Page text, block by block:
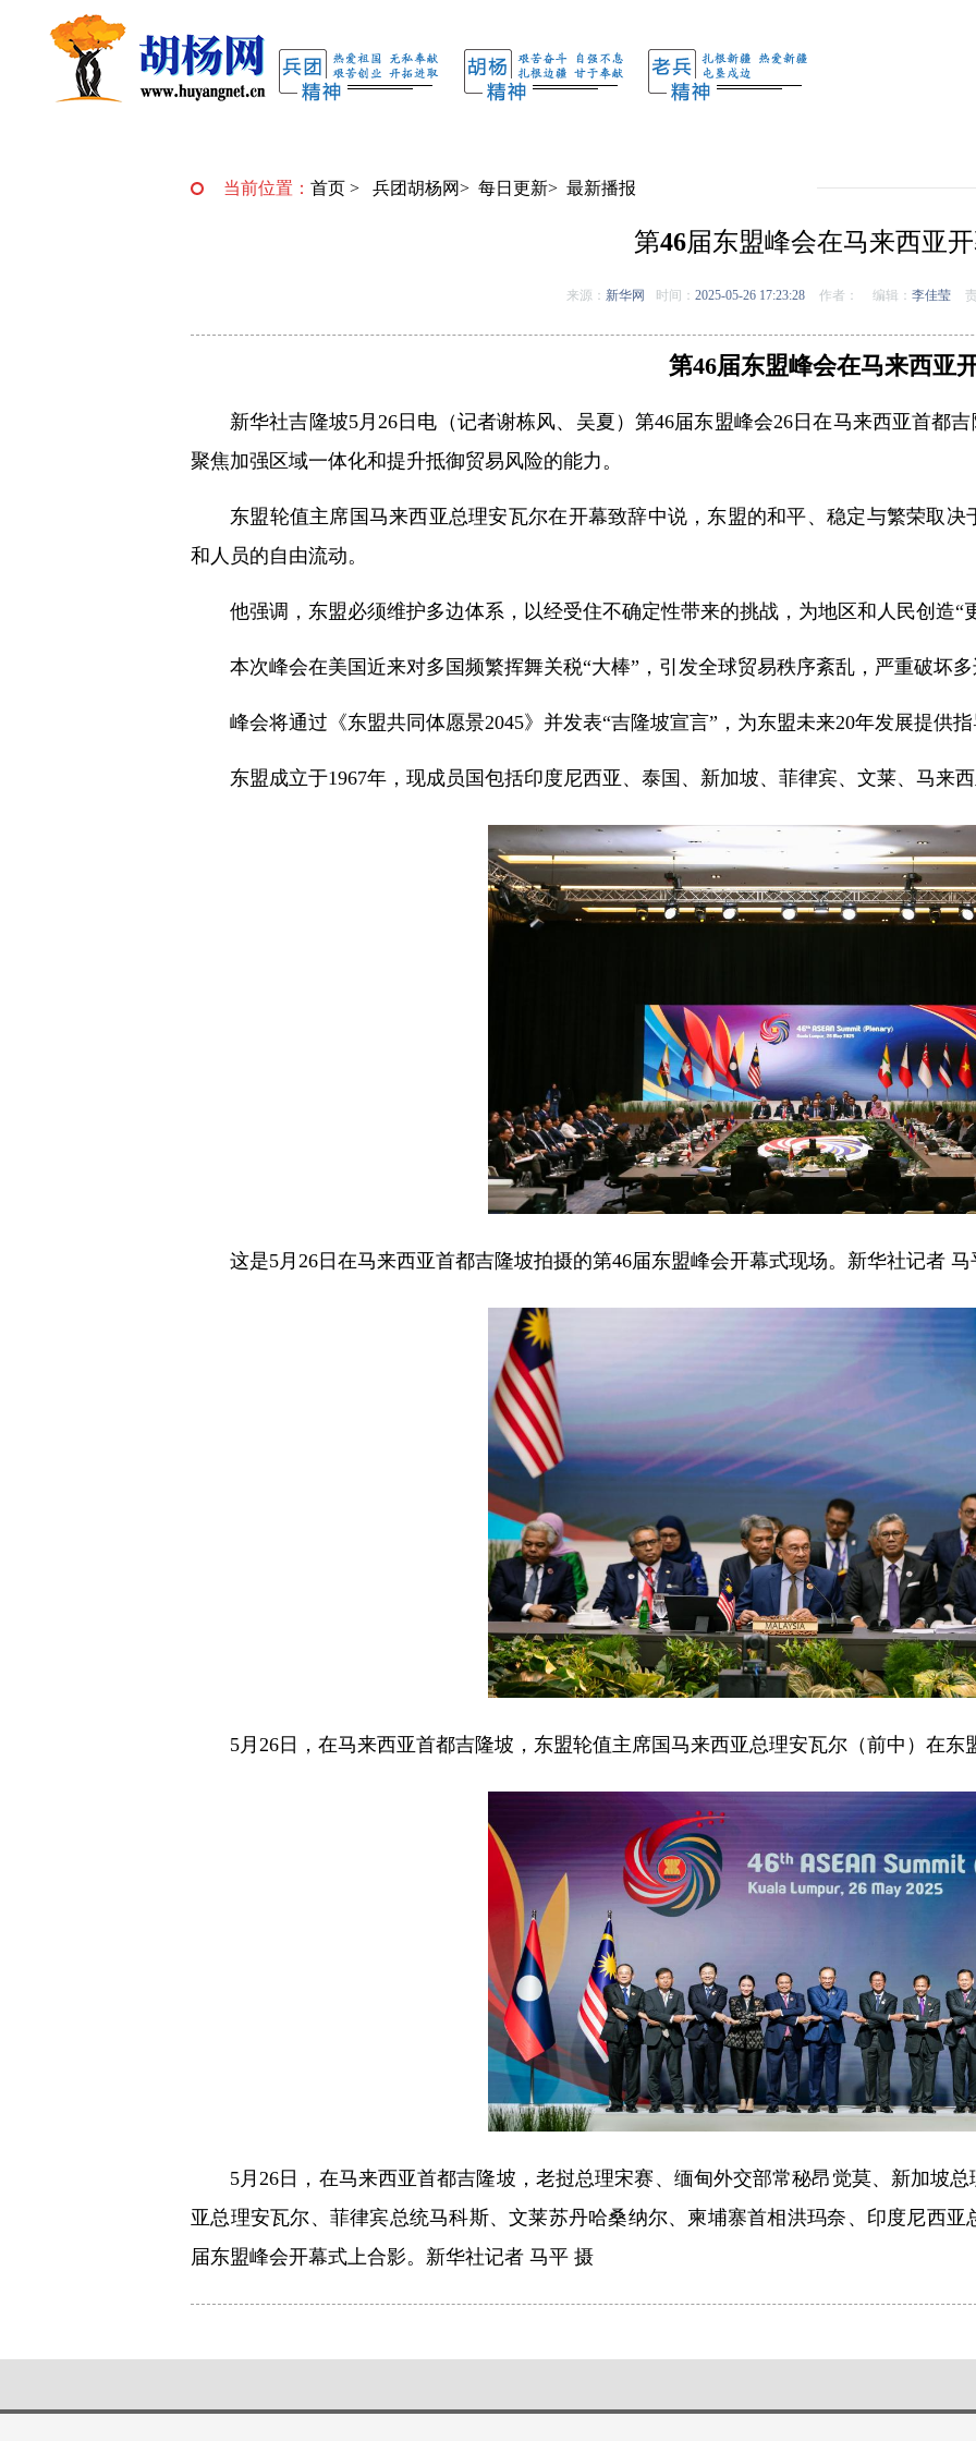
当前位置： 首页 > 兵团胡杨网> 每日更新> 最新播报
第46届东盟峰会在马来西亚
来源： 新华网 时间： 2025-05-26 17:23:28 作者： 编辑： 李佳莹
第46届东盟峰会在马来西亚
新华社吉隆坡5月26日电（记者谢栋风、吴夏）第46届东盟峰会26日在马来西亚首都
聚焦加强区域一体化和提升抵御贸易风险的能力。
东盟轮值主席国马来西亚总理安瓦尔在开幕致辞中说，东盟的和平、稳定与繁荣取
和人员的自由流动。
他强调，东盟必须维护多边体系，以经受住不确定性带来的挑战，为地区和人民创造“
本次峰会在美国近来对多国频繁挥舞关税“大棒”，引发全球贸易秩序紊乱，严重破坏
峰会将通过《东盟共同体愿景2045》并发表“吉隆坡宣言”，为东盟未来20年发展提供
东盟成立于1967年，现成员国包括印度尼西亚、泰国、新加坡、菲律宾、文莱、马来
这是5月26日在马来西亚首都吉隆坡拍摄的第46届东盟峰会开幕式现场。新华社记者 马
5月26日，在马来西亚首都吉隆坡，东盟轮值主席国马来西亚总理安瓦尔（前中）在
5月26日，在马来西亚首都吉隆坡，老挝总理宋赛、缅甸外交部常秘昂觉莫、新加坡
亚总理安瓦尔、菲律宾总统马科斯、文莱苏丹哈桑纳尔、柬埔寨首相洪玛奈、印度尼西
届东盟峰会开幕式上合影。新华社记者 马平 摄